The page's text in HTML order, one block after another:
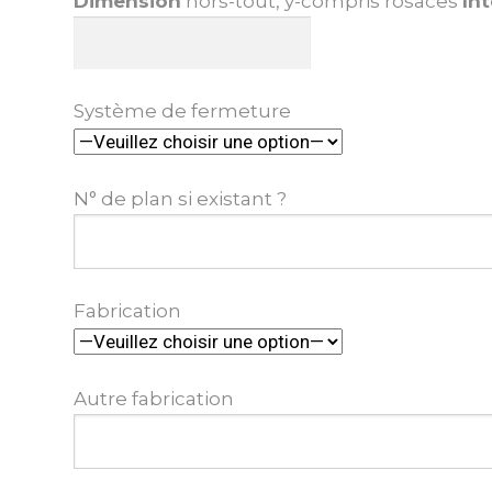
Système de fermeture
N° de plan si existant ?
Fabrication
Autre fabrication